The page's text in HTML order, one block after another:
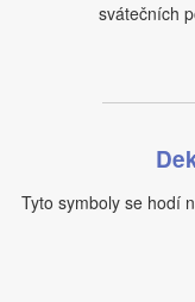
svátečních
Tyto symboly se hodí